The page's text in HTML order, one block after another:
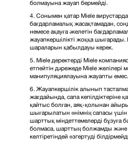
болмауына жауап
4. Сонымен қатар Miele
бағдарламалық жасақтамадан,
немесе ақауға әкелетін
жауапкершілікті жоққа
шараларын қабылдауы керек.
5. Miele деректерді Miele
етпейтін дәрежеде Miele
манипуляциялауына жауапты емес.
6. Жауапкершілік алынып
жағдайында, сапа кепілдіктеріне
қайтыс болған, аяқ-қолынан
шығарылатын өнімнің сапасы үшін
шарттық міндеттемелерді бұзуға
болмаса, шарттың болжамды және
келтіретіндей өзгертуді